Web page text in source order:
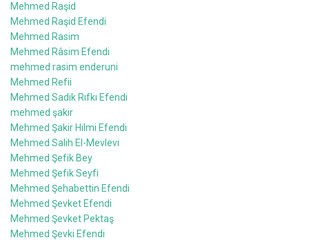
Mehmed Raşid
Mehmed Raşid Efendi
Mehmed Rasim
Mehmed Râsim Efendi
mehmed rasim enderuni
Mehmed Refii
Mehmed Sadık Rıfkı Efendi
mehmed şakir
Mehmed Şakir Hilmi Efendi
Mehmed Salih El-Mevlevi
Mehmed Şefik Bey
Mehmed Şefik Seyfi
Mehmed Şehabettin Efendi
Mehmed Şevket Efendi
Mehmed Şevket Pektaş
Mehmed Şevki Efendi